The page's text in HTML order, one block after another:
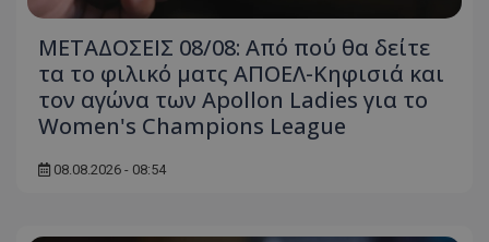
ΜΕΤΑΔΟΣΕΙΣ 08/08: Από πού θα δείτε
τα το φιλικό ματς ΑΠΟΕΛ-Κηφισιά και
τον αγώνα των Apollon Ladies για το
Women's Champions League
08.08.2026 - 08:54